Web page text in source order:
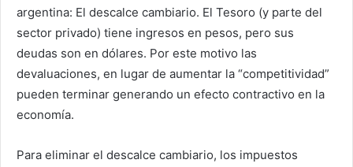
argentina: El descalce cambiario. El Tesoro (y parte del
sector privado) tiene ingresos en pesos, pero sus
deudas son en dólares. Por este motivo las
devaluaciones, en lugar de aumentar la “competitividad”
pueden terminar generando un efecto contractivo en la
economía.
Para eliminar el descalce cambiario, los impuestos